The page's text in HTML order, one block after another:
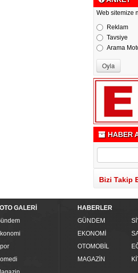
Web sitemize
Reklam
Tavsiye
Arama
HABER
Bizi Takip
GALERİ
HABERLER
GÜNDEM
EKONOMİ
OTOMOBİL
MAGAZİN